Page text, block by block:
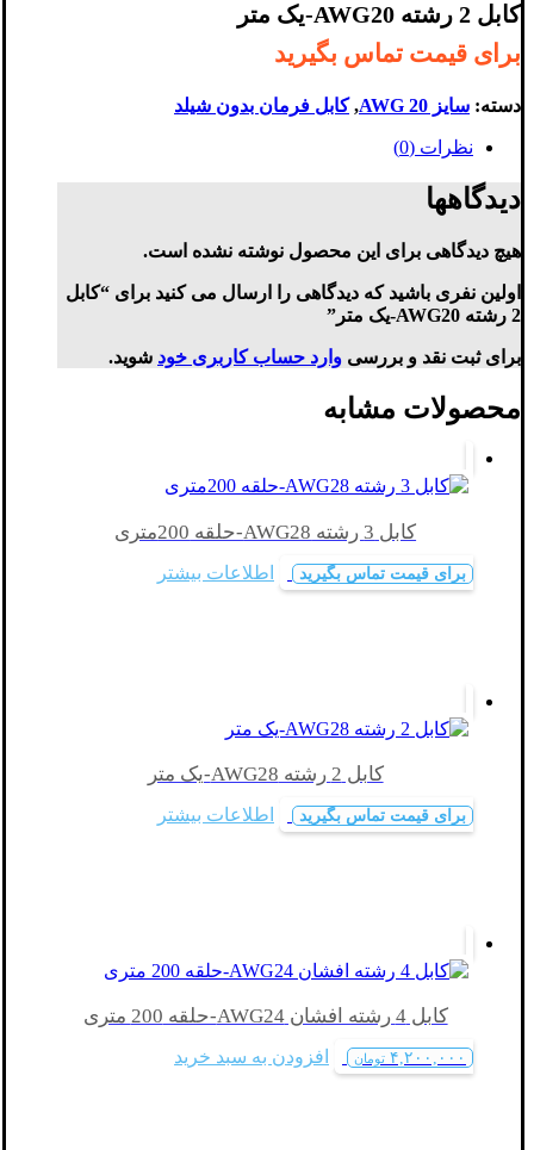
کابل 2 رشته AWG20-یک متر
برای قیمت تماس بگیرید
دسته: سایز AWG 20 ,کابل فرمان بدون شیلد
نظرات (0)
دیدگاهها
هیچ دیدگاهی برای این محصول نوشته نشده است.
اولین نفری باشید که دیدگاهی را ارسال می کنید برای “کابل
2 رشته AWG20-یک متر”
برای ثبت نقد و بررسی وارد حساب کاربری خود شوید.
محصولات مشابه
کابل 3 رشته AWG28-حلقه 200متری
برای قیمت تماس بگیرید اطلاعات بیشتر
کابل 2 رشته AWG28-یک متر
برای قیمت تماس بگیرید اطلاعات بیشتر
کابل 4 رشته افشان AWG24-حلقه 200 متری
۴,۲۰۰,۰۰۰ تومان افزودن به سبد خرید